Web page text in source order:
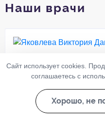
Наши врачи
Яковлева
Данииловна
Психиатр-нарколог
Стаж работы:
18 лет
Сайт использует cookies.
соглашаетесь с
Хорошо, не